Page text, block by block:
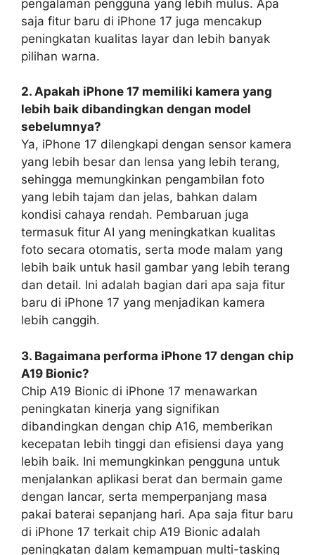
pengalaman pengguna yang lebih mulus. Apa
saja fitur baru di iPhone 17 juga mencakup
peningkatan kualitas layar dan lebih banyak
pilihan warna.
2. Apakah iPhone 17 memiliki kamera yang
lebih baik dibandingkan dengan model
sebelumnya?
Ya, iPhone 17 dilengkapi dengan sensor kamera
yang lebih besar dan lensa yang lebih terang,
sehingga memungkinkan pengambilan foto
yang lebih tajam dan jelas, bahkan dalam
kondisi cahaya rendah. Pembaruan juga
termasuk fitur AI yang meningkatkan kualitas
foto secara otomatis, serta mode malam yang
lebih baik untuk hasil gambar yang lebih terang
dan detail. Ini adalah bagian dari apa saja fitur
baru di iPhone 17 yang menjadikan kamera
lebih canggih.
3. Bagaimana performa iPhone 17 dengan chip
A19 Bionic?
Chip A19 Bionic di iPhone 17 menawarkan
peningkatan kinerja yang signifikan
dibandingkan dengan chip A16, memberikan
kecepatan lebih tinggi dan efisiensi daya yang
lebih baik. Ini memungkinkan pengguna untuk
menjalankan aplikasi berat dan bermain game
dengan lancar, serta memperpanjang masa
pakai baterai sepanjang hari. Apa saja fitur baru
di iPhone 17 terkait chip A19 Bionic adalah
peningkatan dalam kemampuan multi-tasking